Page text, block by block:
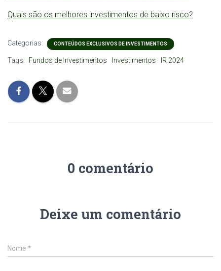
Quais são os melhores investimentos de baixo risco?
Categorias: CONTEÚDOS EXCLUSIVOS DE INVESTIMENTOS
Tags: Fundos de Investimentos Investimentos IR 2024
0 comentário
Deixe um comentário
Nome *